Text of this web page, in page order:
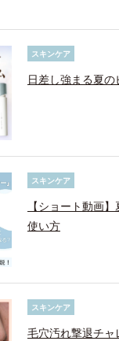
スキンケア
日差し強まる夏
スキンケア
【ショート動画
使い方
スキンケア
毛穴汚れ撃退チャ